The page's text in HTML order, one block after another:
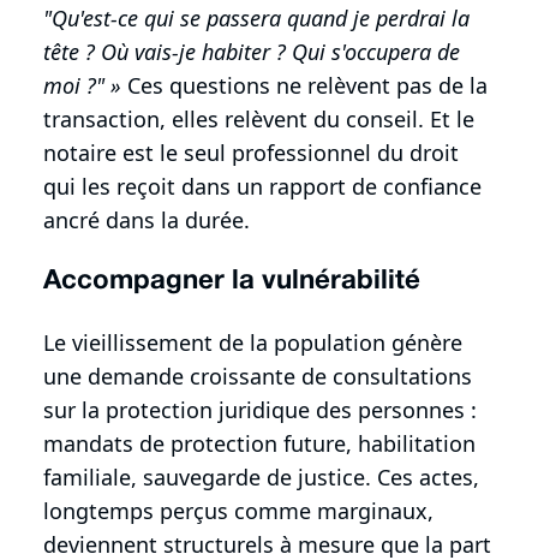
"Qu'est-ce qui se passera quand je perdrai la
tête ? Où vais-je habiter ? Qui s'occupera de
moi ?" » Ces questions ne relèvent pas de la
transaction, elles relèvent du conseil. Et le
notaire est le seul professionnel du droit
qui les reçoit dans un rapport de confiance
ancré dans la durée.
Accompagner la vulnérabilité
Le vieillissement de la population génère
une demande croissante de consultations
sur la protection juridique des personnes :
mandats de protection future, habilitation
familiale, sauvegarde de justice. Ces actes,
longtemps perçus comme marginaux,
deviennent structurels à mesure que la part